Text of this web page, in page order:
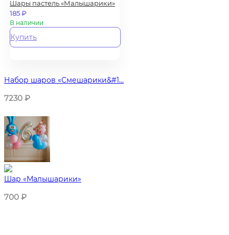
Шары пастель «Малышарики»
185₽
В наличии
Купить
Набор шаров «Смешарики&#1...
7230 ₽
Шар «Малышарики»
700 ₽